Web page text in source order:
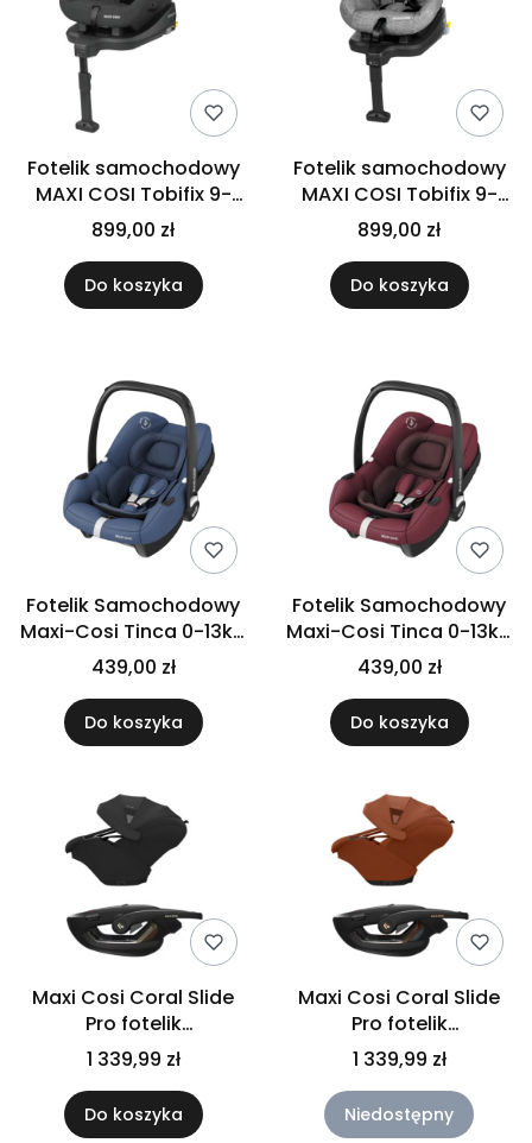
Fotelik samochodowy
MAXI COSI Tobifix 9-
18kg | Black Grid
899,00 zł
Do koszyka
Fotelik samochodowy
MAXI COSI Tobifix 9-
18kg | Nomad Grey
899,00 zł
Do koszyka
Fotelik Samochodowy
Maxi-Cosi Tinca 0-13kg
| Essential Blue
439,00 zł
Do koszyka
Fotelik Samochodowy
Maxi-Cosi Tinca 0-13kg
| Essential Red
439,00 zł
Do koszyka
Maxi Cosi Coral Slide
Pro fotelik
samochodowy 0-13 kg
| Black Onyx
1 339,99 zł
Do koszyka
Maxi Cosi Coral Slide
Pro fotelik
samochodowy 0-13 kg
| Copper Terra
1 339,99 zł
Niedostępny